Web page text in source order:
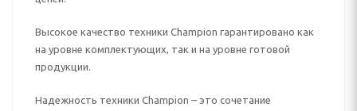
Высокое качество техники Champion гарантировано как
на уровне комплектующих, так и на уровне готовой
продукции.
Надежность техники Champion – это сочетание